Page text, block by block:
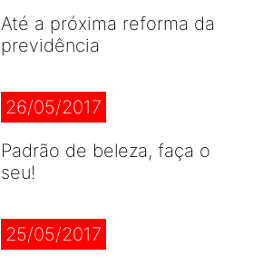
Até a próxima reforma da
previdência
26/05/2017
Padrão de beleza, faça o
seu!
25/05/2017